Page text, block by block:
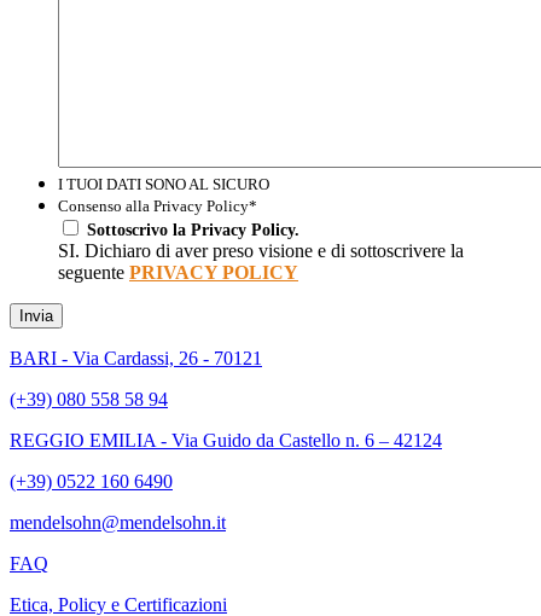
I TUOI DATI SONO AL SICURO
Consenso alla Privacy Policy*
Sottoscrivo la Privacy Policy.
SI. Dichiaro di aver preso visione e di sottoscrivere la
seguente PRIVACY POLICY
Invia
BARI - Via Cardassi, 26 - 70121
(+39) 080 558 58 94
REGGIO EMILIA - Via Guido da Castello n. 6 – 42124
(+39) 0522 160 6490
mendelsohn@mendelsohn.it
FAQ
Etica, Policy e Certificazioni